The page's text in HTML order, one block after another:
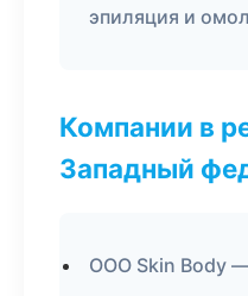
эпиляция и
Компании в
Западный
ООО Skin Body